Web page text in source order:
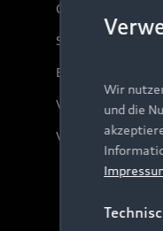
Wir
und die
Online-
Servicekontakt
Bordbuch &
Verträge
Vertrag